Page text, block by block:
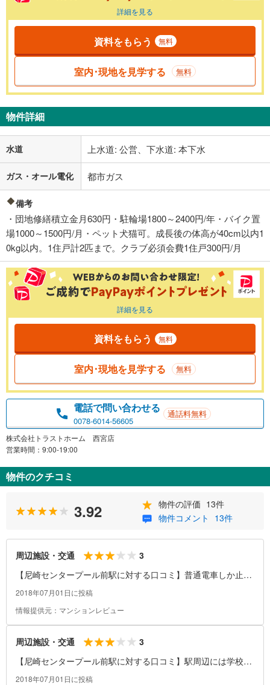
詳細を見る
資料をもらう 無料
室内･現地を見学する 無料
物件詳細
水道 上水道: 公営、下水道: 本下水
ガス・オール電化 都市ガス
備考
・団地修繕積立金月630円・駐輪場1800～2400円/年・バイク置
場1000～1500円/月・ペット犬猫可。成長後の体高が40cm以内1
0kg以内。1住戸計2匹まで。クラブ必須会費1住戸300円/月
詳細を見る
資料をもらう 無料
室内･現地を見学する 無料
電話で問い合わせる
0078-6014-56605
通話料無料
株式会社トラストホーム 西宮店
営業時間：9:00-19:00
物件のクチコミ
3.92 物件の評価 13件
物件コメント
13件
周辺施設・交通
3
【尼崎センタープール前駅に対する口コミ】普通電車しか止ま
りませんので少し不便ですね。
2018年07月01日に投稿
情報提供元：マンションレビュー
周辺施設・交通
3
【尼崎センタープール前駅に対する口コミ】駅周辺には学校や
公園が徒歩圏内ありますし、駅から南へ歩けば大型商業施設も
2018年07月01日に投稿